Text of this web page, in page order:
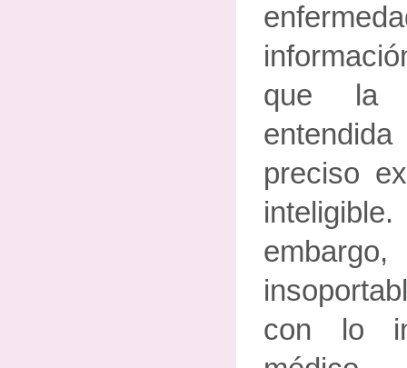
que la
preciso
con lo